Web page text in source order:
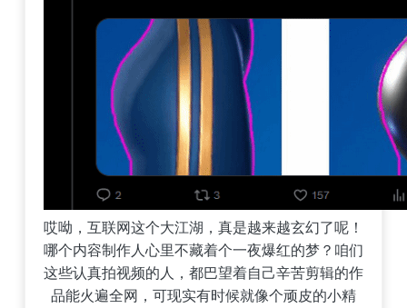
哎呦，互联网这个大江湖，真是越来越玄幻了呢！
哪个内容制作人心里不藏着个一夜爆红的梦？咱们
这些认真拍视频的人，都巴望着自己辛苦剪辑的作
品能火遍全网，可现实有时候就像个顽皮的小精